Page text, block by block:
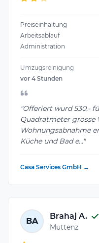
Preiseinhaltung
Arbeitsablauf
Administration
Umzugsreinigung
vor 4 Stunden
"Offeriert wurd 530.-
Quadratmeter grosse
Wohnungsabnahme
Küche und Bad e..."
Casa Services GmbH →
BA
Brahaj A.
Muttenz